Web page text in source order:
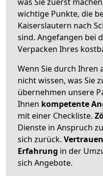
wichtige Punkte, die
Kaiserslautern nach
sind. Angefangen bei
Verpacken Ihres
Wenn Sie durch Ihren
nicht wissen, was Sie
übernehmen unsere
Ihnen kompetente
mit einer Checkliste.
Dienste in Anspruch
sich zurück.
Erfahrung in der
sich Angebote.